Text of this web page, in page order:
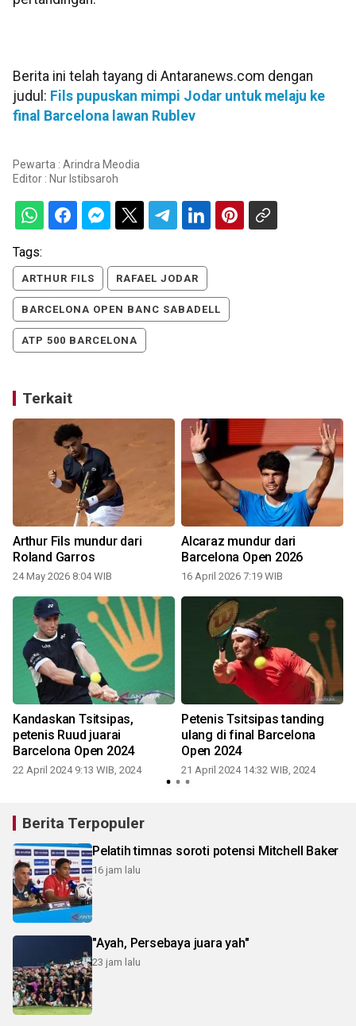
Berita ini telah tayang di Antaranews.com dengan
judul: Fils pupuskan mimpi Jodar untuk melaju ke
final Barcelona lawan Rublev
Pewarta : Arindra Meodia
Editor : Nur Istibsaroh
Tags:
ARTHUR FILS RAFAEL JODAR
BARCELONA OPEN BANC SABADELL
ATP 500 BARCELONA
Terkait
Arthur Fils mundur dari
Roland Garros
24 May 2026 8:04 WIB
Alcaraz mundur dari
Barcelona Open 2026
16 April 2026 7:19 WIB
Kandaskan Tsitsipas,
petenis Ruud juarai
Barcelona Open 2024
22 April 2024 9:13 WIB, 2024
Petenis Tsitsipas tanding
ulang di final Barcelona
Open 2024
21 April 2024 14:32 WIB, 2024
Berita Terpopuler
Pelatih timnas soroti potensi Mitchell Baker
16 jam lalu
"Ayah, Persebaya juara yah"
23 jam lalu